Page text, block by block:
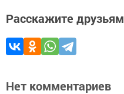
Расскажите друзьям
Нет комментариев